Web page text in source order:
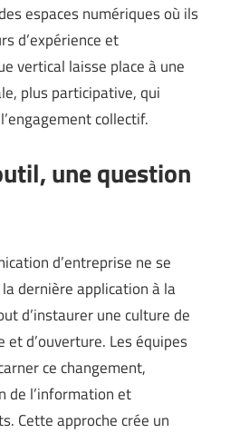
espaces numériques où ils
d’expérience et
vertical laisse place à une
plus participative, qui
collectif.
une question
d’entreprise ne se
dernière application à la
d’instaurer une culture de
et d’ouverture. Les équipes
ce changement,
de l’information et
Cette approche crée un